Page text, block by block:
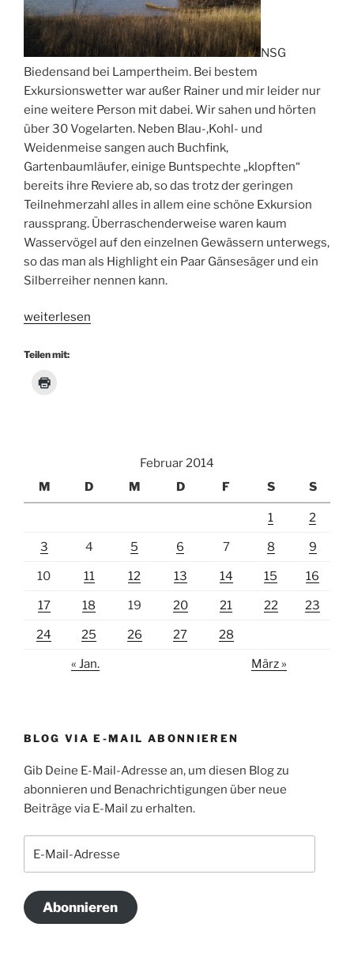
NSG
Biedensand bei Lampertheim. Bei bestem
Exkursionswetter war außer Rainer und mir leider nur
eine weitere Person mit dabei. Wir sahen und hörten
über 30 Vogelarten. Neben Blau-,Kohl- und
Weidenmeise sangen auch Buchfink,
Gartenbaumläufer, einige Buntspechte „klopften“
bereits ihre Reviere ab, so das trotz der geringen
Teilnehmerzahl alles in allem eine schöne Exkursion
raussprang. Überraschenderweise waren kaum
Wasservögel auf den einzelnen Gewässern unterwegs,
so das man als Highlight ein Paar Gänsesäger und ein
Silberreiher nennen kann.
„Exkursion
Biedensand
weiterlesen
Teilen mit:
Februar 2014
M
D M D F S S
1 2
3 4 5 6 7 8 9
10 11 12 13 14 15 16
17 18 19 20 21 22 23
24 25 26 27 28
« Jan. März »
BLOG VIA E-MAIL ABONNIEREN
Gib Deine E-Mail-Adresse an, um diesen Blog zu
abonnieren und Benachrichtigungen über neue
Beiträge via E-Mail zu erhalten.
Mail-
Abonnieren